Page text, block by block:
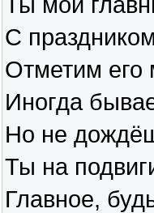
С
Отметим его
Иногда
Но не
Ты на
Главное,